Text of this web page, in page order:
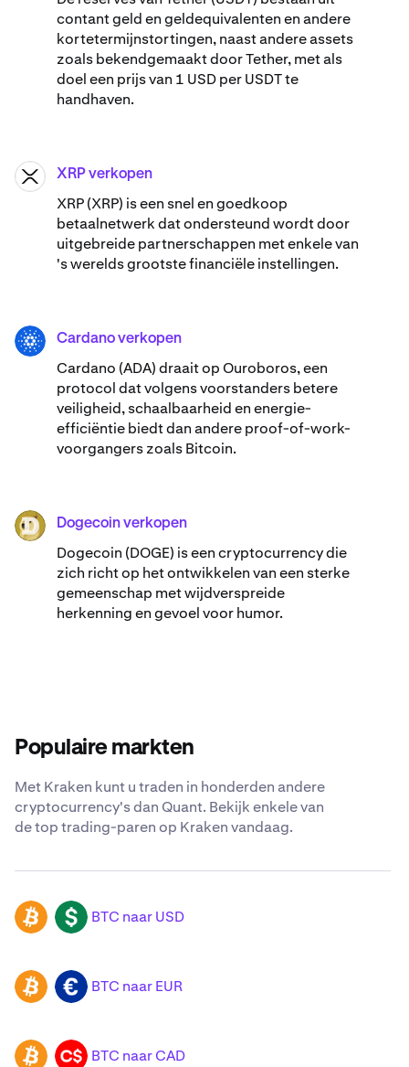
contant geld en geldequivalenten en andere
kortetermijnstortingen, naast andere assets
zoals bekendgemaakt door Tether, met als
doel een prijs van 1 USD per USDT te
handhaven.
XRP XRP verkopen
XRP (XRP) is een snel en goedkoop
betaalnetwerk dat ondersteund wordt door
uitgebreide partnerschappen met enkele van
's werelds grootste financiële instellingen.
ADA Cardano verkopen
Cardano (ADA) ​​draait op Ouroboros, een
protocol dat volgens voorstanders betere
veiligheid, schaalbaarheid en energie-
efficiëntie biedt dan andere proof-of-work-
voorgangers zoals Bitcoin.
DOGE Dogecoin verkopen
Dogecoin (DOGE) is een cryptocurrency die
zich richt op het ontwikkelen van een sterke
gemeenschap met wijdverspreide
herkenning en gevoel voor humor.
Populaire markten
Met Kraken kunt u traden in honderden andere
cryptocurrency's dan Quant. Bekijk enkele van
de top trading-paren op Kraken vandaag.
BTC USD BTC naar USD
BTC EUR BTC naar EUR
BTC CAD BTC naar CAD